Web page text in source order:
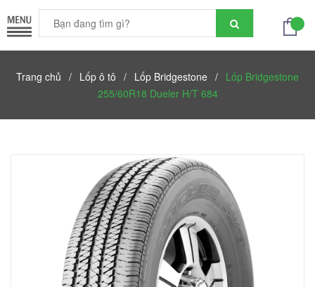
Trang chủ / Lốp ô tô / Lốp Bridgestone / Lốp Bridgestone
255/60R18 Dueler H/T 684